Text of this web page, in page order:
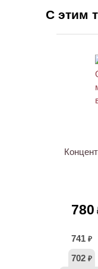
С этим
780
741 ₽
702 ₽